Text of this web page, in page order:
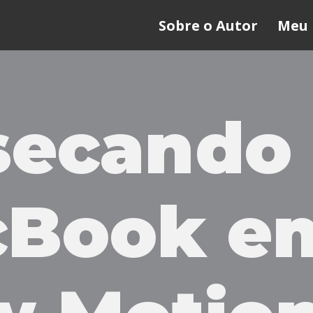
Sobre o Autor